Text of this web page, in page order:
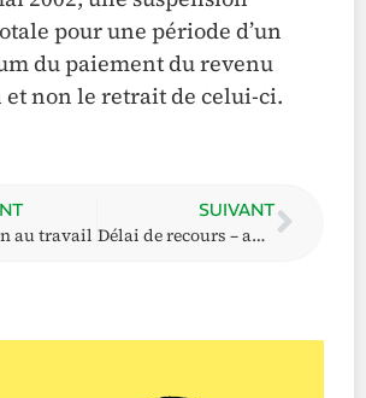
pour une période d’un
du paiement du revenu
et non le retrait de celui-ci.
au travail
SUIVANT
Délai de recours – absence de notification régulière